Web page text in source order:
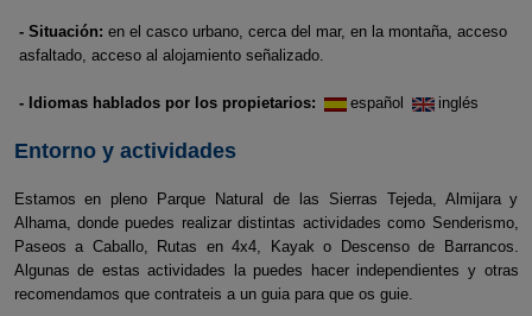
- Situación: en el casco urbano, cerca del mar, en la montaña, acceso
asfaltado, acceso al alojamiento señalizado.
- Idiomas hablados por los propietarios: español inglés
Entorno y actividades
Estamos en pleno Parque Natural de las Sierras Tejeda, Almijara y
Alhama, donde puedes realizar distintas actividades como Senderismo,
Paseos a Caballo, Rutas en 4x4, Kayak o Descenso de Barrancos.
Algunas de estas actividades la puedes hacer independientes y otras
recomendamos que contrateis a un guia para que os guie.